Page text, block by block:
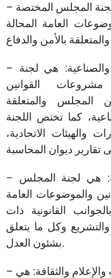
– لجنة الشؤون الداخلية والدفاع: هي لجنة المجلس المختصة
العامة المحالة
– لجنة الشؤون المالية والاقتصادية والصناعية: هي لجنة
القوانين
المجلس والمتعلقة
كما تختص اللجنة
والهيئات الاتحادية،
– لجنة الشؤون التشريعية والقانونية: هي لجنة المجلس
والموضوعات العامة
القانونية ذات
والتشريع وكل ما يتعلق
بشئون العدل.
– لجنة شؤون التربية والتعليم والشباب والإعلام والثقافة: هي